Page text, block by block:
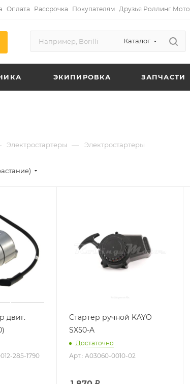
Оплата Рассрочка Покупателям Друзья Роллинг Мото
Каталог
ЭКИПИРОВКА ЗАПЧАСТИ
Электростартеры — Электростартеры
двиг.
285-1790
Стартер ручной KAYO
SX50-A
Достаточно
Арт.: A03060-0010-02